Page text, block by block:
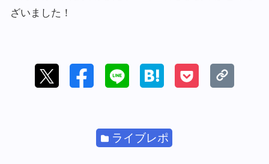
ざいました！
ライブレポ